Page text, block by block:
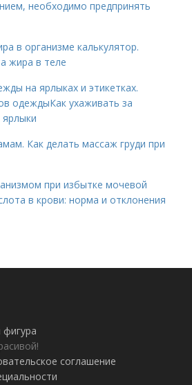
необходимо предпринять
в организме калькулятор.
жира в теле
на ярлыках и этикетках.
одеждыКак ухаживать за
Как делать массаж груди при
при избытке мочевой
в крови: норма и отклонения
соглашение